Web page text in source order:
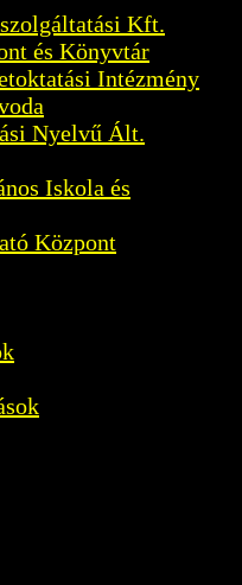
Kft.
és Könyvtár
Intézmény
Nyelvű Ált.
Iskola és
Központ